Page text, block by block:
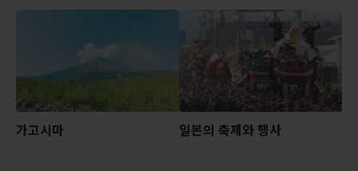
가고시마 일본의 축제와 행사